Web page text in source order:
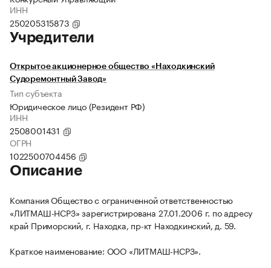
ИНН
250205315873
Учредители
Открытое акционерное общество «Находкинский
Судоремонтный Завод»
Тип субъекта
Юридическое лицо (Резидент РФ)
ИНН
2508001431
ОГРН
1022500704456
Описание
Компания Общество с ограниченной ответственностью
«ЛИТМАШ-НСРЗ» зарегистрирована 27.01.2006 г. по адресу
край Приморский, г. Находка, пр-кт Находкинский, д. 59.
Краткое наименование: ООО «ЛИТМАШ-НСРЗ».